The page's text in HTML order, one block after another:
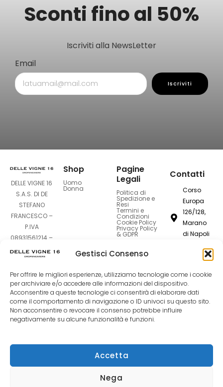
Gestisci Consenso
Per offrire le migliori esperienze, utilizziamo tecnologie come i cookie
per archiviare e/o accedere alle informazioni del dispositivo.
Acconsentire a queste tecnologie ci consentirà di elaborare dati
come il comportamento di navigazione o ID univoci su questo sito.
Non acconsentire o revocare il consenso potrebbe influire
negativamente su alcune funzionalità e funzioni.
Accetta
Nega
Sconti fino al 50%
Iscriviti alla NewsLetter
Email
Iscriviti
DELLE VIGNE 16
S.A.S. DI DE
STEFANO
FRANCESCO –
P.IVA
08931561214 –
Sede Legale:
Corso Europa
126-128 –
80016 Marano
di Napoli (NA)
F
a
c
I
n
s
T
i
k
Shop
Uomo
Donna
Pagine
Legali
Politica di
Spedizione e
Resi
Termini e
Condizioni
Cookie Policy
Privacy Policy
& GDPR
Contatti
Corso
Europa
126/128,
Marano
di Napoli
081
7420994